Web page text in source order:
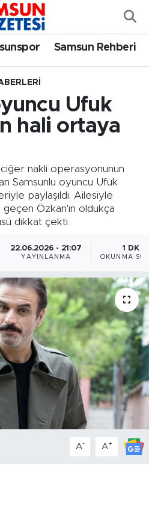
Samsun Rehberi
Ufuk
hali ortaya
nakli operasyonunun
Samsunlu oyuncu Ufuk
paylaşıldı. Ailesiyle
geçen Özkan'ın oldukça
dikkat çekti.
22.06.2026 - 21:07
YAYINLANMA
1 DK
OKUNMA
A- A+
Haritası
ve Fikstür